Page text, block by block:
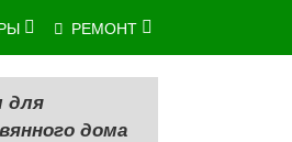
РЕМОНТ
для
дома